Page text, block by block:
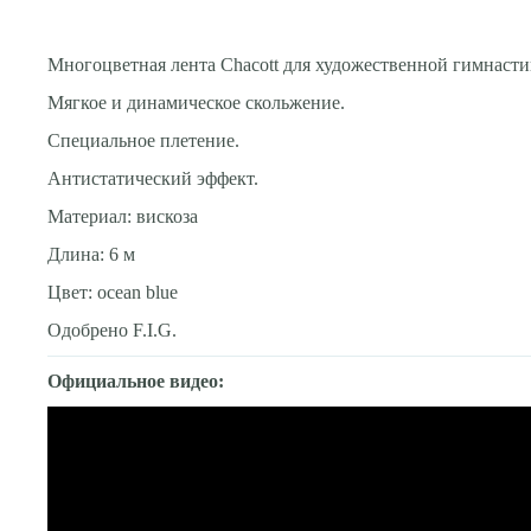
Многоцветная лента Chacott для художественной
Мягкое и динамическое скольжение.
Специальное плетение.
Антистатический эффект.
Материал: вискоза
Длина: 6 м
Цвет: ocean blue
Одобрено F.I.G.
Официальное видео: